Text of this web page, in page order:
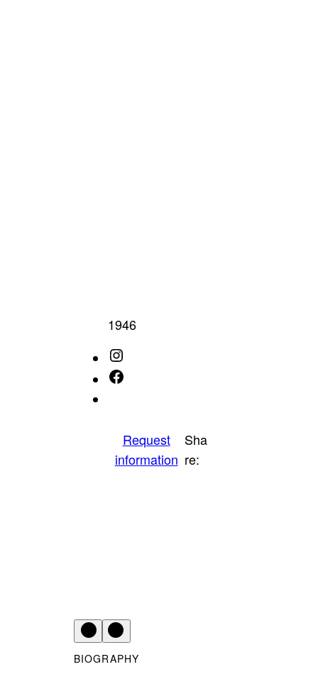
1946
Request
information
Sha
re:
BIOGRAPHY